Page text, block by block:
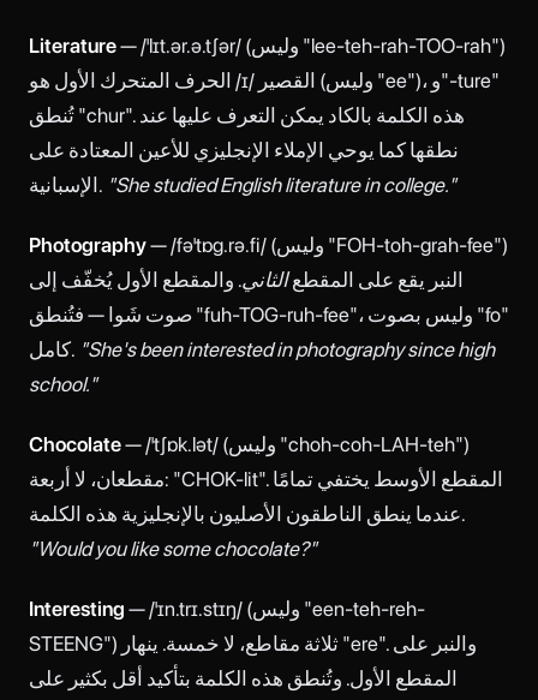
Literature— /ˈlɪt.ər.ə.tʃər/ (وليس "lee-teh-rah-TOO-rah")
الحرف المتحرك الأول هو /ɪ/ القصير (وليس "ee")، و"-ture"
تُنطق "chur". هذه الكلمة بالكاد يمكن التعرف عليها عند
نطقها كما يوحي الإملاء الإنجليزي للأعين المعتادة على
الإسبانية. "She studied English literature in college."
Photography— /fəˈtɒɡ.rə.fi/ (وليس "FOH-toh-grah-fee")
النبر يقع على المقطعالثاني. والمقطع الأول يُخفّف إلى
صوت شَوا — فتُنطق "fuh-TOG-ruh-fee"، وليس بصوت "fo"
كامل. "She's been interested in photography since high
school."
Chocolate— /ˈtʃɒk.lət/ (وليس "choh-coh-LAH-teh")
مقطعان، لا أربعة: "CHOK-lit". المقطع الأوسط يختفي تمامًا
عندما ينطق الناطقون الأصليون بالإنجليزية هذه الكلمة.
"Would you like some chocolate?"
Interesting — /ˈɪn.trɪ.stɪŋ/ (وليس "een-teh-reh-
STEENG") ثلاثة مقاطع، لا خمسة. ينهار "ere". والنبر على
المقطع الأول. وتُنطق هذه الكلمة بتأكيد أقل بكثير على